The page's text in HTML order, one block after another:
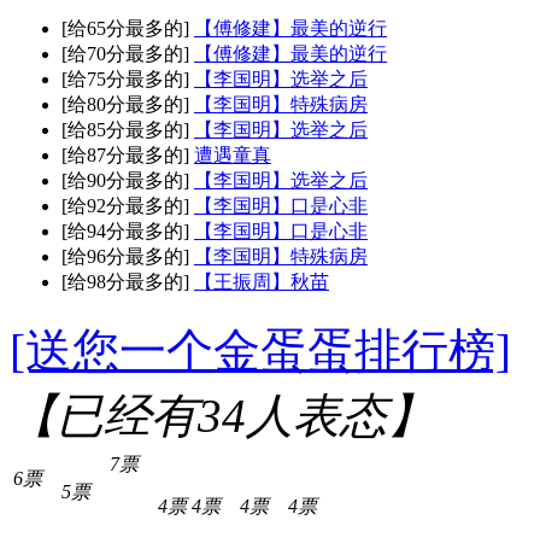
[给65分最多的]
【傅修建】最美的逆行
[给70分最多的]
【傅修建】最美的逆行
[给75分最多的]
【李国明】选举之后
[给80分最多的]
【李国明】特殊病房
[给85分最多的]
【李国明】选举之后
[给87分最多的] 遭遇童真
[给90分最多的]
【李国明】选举之后
[给92分最多的]
【李国明】口是心非
[给94分最多的]
【李国明】口是心非
[给96分最多的]
【李国明】特殊病房
[给98分最多的]
【王振周】秋苗
[送您一个金蛋蛋排行榜]
【已经有34人表态】
6票
5票
7票
4票 4票 4票 4票